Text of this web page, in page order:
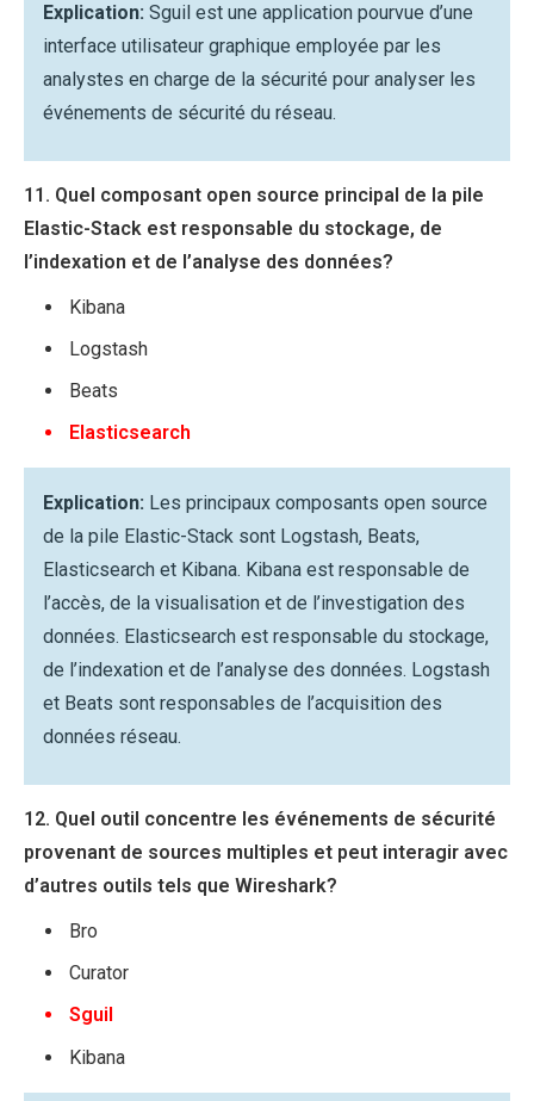
Explication: Sguil est une application pourvue d’une
interface utilisateur graphique employée par les
analystes en charge de la sécurité pour analyser les
événements de sécurité du réseau.
11. Quel composant open source principal de la pile
Elastic-Stack est responsable du stockage, de
l’indexation et de l’analyse des données?
Kibana
Logstash
Beats
Elasticsearch
Explication: Les principaux composants open source
de la pile Elastic-Stack sont Logstash, Beats,
Elasticsearch et Kibana. Kibana est responsable de
l’accès, de la visualisation et de l’investigation des
données. Elasticsearch est responsable du stockage,
de l’indexation et de l’analyse des données. Logstash
et Beats sont responsables de l’acquisition des
données réseau.
12. Quel outil concentre les événements de sécurité
provenant de sources multiples et peut interagir avec
d’autres outils tels que Wireshark?
Bro
Curator
Sguil
Kibana